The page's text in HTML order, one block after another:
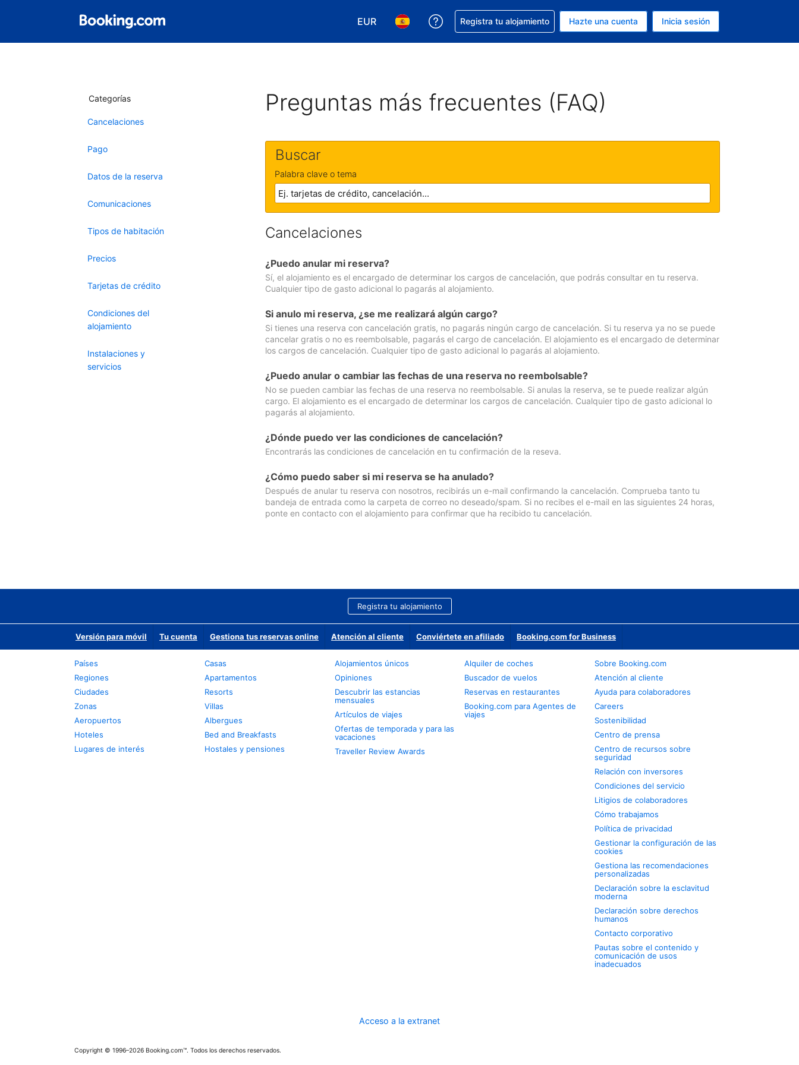
EUR
Elegir tu moneda. Tu moneda actual es EUR
Elegir el idioma que prefieres. Tu idioma actual es Español
Obtener ayuda con la reserva
Registra tu alojamiento Hazte una cuenta Inicia sesión
Categorías
Cancelaciones
Pago
Datos de la reserva
Comunicaciones
Tipos de habitación
Precios
Tarjetas de crédito
Condiciones del
alojamiento
Instalaciones y
servicios
Preguntas más frecuentes (FAQ)
Buscar
Palabra clave o tema
Cancelaciones
¿Puedo anular mi reserva?
Sí, el alojamiento es el encargado de determinar los cargos de cancelación, que podrás consultar en tu reserva.
Cualquier tipo de gasto adicional lo pagarás al alojamiento.
Si anulo mi reserva, ¿se me realizará algún cargo?
Si tienes una reserva con cancelación gratis, no pagarás ningún cargo de cancelación. Si tu reserva ya no se puede
cancelar gratis o no es reembolsable, pagarás el cargo de cancelación. El alojamiento es el encargado de determinar
los cargos de cancelación. Cualquier tipo de gasto adicional lo pagarás al alojamiento.
¿Puedo anular o cambiar las fechas de una reserva no reembolsable?
No se pueden cambiar las fechas de una reserva no reembolsable. Si anulas la reserva, se te puede realizar algún
cargo. El alojamiento es el encargado de determinar los cargos de cancelación. Cualquier tipo de gasto adicional lo
pagarás al alojamiento.
¿Dónde puedo ver las condiciones de cancelación?
Encontrarás las condiciones de cancelación en tu confirmación de la reseva.
¿Cómo puedo saber si mi reserva se ha anulado?
Después de anular tu reserva con nosotros, recibirás un e-mail confirmando la cancelación. Comprueba tanto tu
bandeja de entrada como la carpeta de correo no deseado/spam. Si no recibes el e-mail en las siguientes 24 horas,
ponte en contacto con el alojamiento para confirmar que ha recibido tu cancelación.
Registra tu alojamiento
Versión para móvil Tu cuenta Gestiona tus reservas online Atención al cliente Conviértete en afiliado Booking.com for Business
Países
Regiones
Ciudades
Zonas
Aeropuertos
Hoteles
Lugares de interés
Casas
Apartamentos
Resorts
Villas
Albergues
Bed and Breakfasts
Hostales y pensiones
Alojamientos únicos
Opiniones
Descubrir las estancias
mensuales
Artículos de viajes
Ofertas de temporada y para las
vacaciones
Traveller Review Awards
Alquiler de coches
Buscador de vuelos
Reservas en restaurantes
Booking.com para Agentes de
viajes
Sobre Booking.com
Atención al cliente
Ayuda para colaboradores
Careers
Sostenibilidad
Centro de prensa
Centro de recursos sobre
seguridad
Relación con inversores
Condiciones del servicio
Litigios de colaboradores
Cómo trabajamos
Política de privacidad
Gestionar la configuración de las
cookies
Gestiona las recomendaciones
personalizadas
Declaración sobre la esclavitud
moderna
Declaración sobre derechos
humanos
Contacto corporativo
Pautas sobre el contenido y
comunicación de usos
inadecuados
Acceso a la extranet
Copyright © 1996–2026 Booking.com™. Todos los derechos reservados.